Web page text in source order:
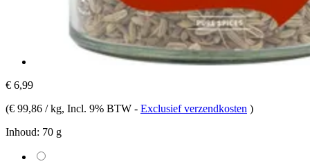
€ 6,99
(€ 99,86 / kg, Incl. 9% BTW - Exclusief verzendkosten )
Inhoud: 70 g